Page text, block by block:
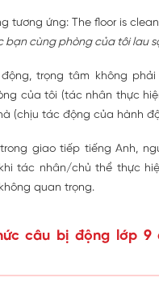
tương ứng: The floor is
bạn cùng phòng của tôi lau
động, trọng tâm không
của tôi (tác nhân thực
(chịu tác động của hành
giao tiếp tiếng Anh,
tác nhân/chủ thể thực
quan trọng.
câu bị động lớp 9